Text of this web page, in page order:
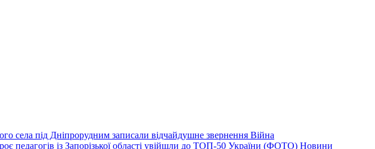
села під Дніпрорудним записали відчайдушне звернення Війна
педагогів із Запорізької області увійшли до ТОП-50 України (ФОТО) Новини